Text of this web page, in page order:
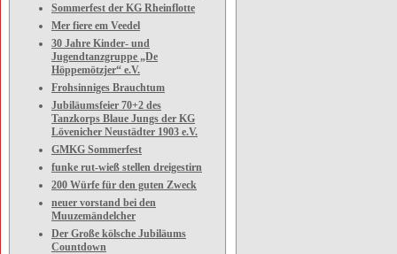
Sommerfest der KG Rheinflotte
Mer fiere em Veedel
30 Jahre Kinder- und
Jugendtanzgruppe „De
Höppemötzjer“ e.V.
Frohsinniges Brauchtum
Jubiläumsfeier 70+2 des
Tanzkorps Blaue Jungs der KG
Lövenicher Neustädter 1903 e.V.
GMKG Sommerfest
funke rut-wieß stellen dreigestirn
200 Würfe für den guten Zweck
neuer vorstand bei den
Muuzemändelcher
Der Große kölsche Jubiläums
Countdown